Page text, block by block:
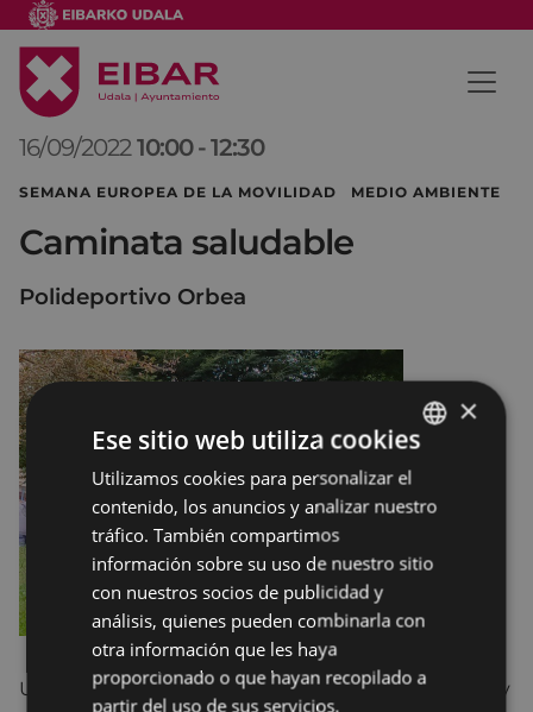
16/09/2022 10:00 -12:30
SEMANA EUROPEA DE LA MOVILIDAD MEDIO AMBIENTE
Caminata saludable
Polideportivo Orbea
Un paseo a pie enriquecido con un almuerzo sano y
BASQUE
SPANISH
×
Ese sitio web utiliza cookies
Utilizamos cookies para personalizar el
contenido, los anuncios y analizar nuestro
tráfico. También compartimos
información sobre su uso de nuestro sitio
con nuestros socios de publicidad y
análisis, quienes pueden combinarla con
otra información que les haya
proporcionado o que hayan recopilado a
partir del uso de sus servicios.